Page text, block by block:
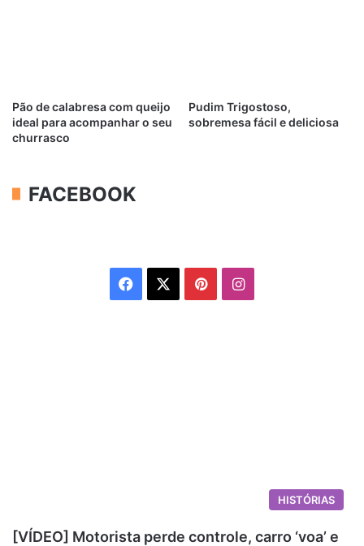
Pão de calabresa com queijo
ideal para acompanhar o seu
churrasco
Pudim Trigostoso,
sobremesa fácil e deliciosa
FACEBOOK
Facebook PinterestInstagram
HISTÓRIAS
[VÍDEO] Motorista perde controle, carro ‘voa’ e